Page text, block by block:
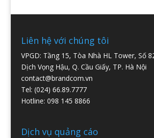
Liên hệ với chúng tôi
VPGD: Tầng 15, Tòa Nhà HL Tower, Số
Dịch Vọng Hậu, Q. Cầu Giấy, TP. Hà Nội
contact@brandcom.vn
Tel: (024) 66.89.7777
Hotline: 098 145 8866
Dịch vụ quảng cáo